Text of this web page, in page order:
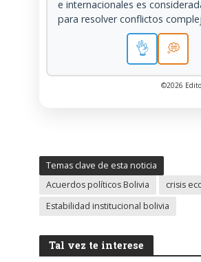
e internacionales es
para resolver conflictos
👌 💭
©2026
Temas clave de esta noticia
Acuerdos políticos Bolivia
crisis
Estabilidad institucional bolivia
Tal vez te interese